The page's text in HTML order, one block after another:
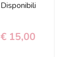
Disponibili
€ 15,00